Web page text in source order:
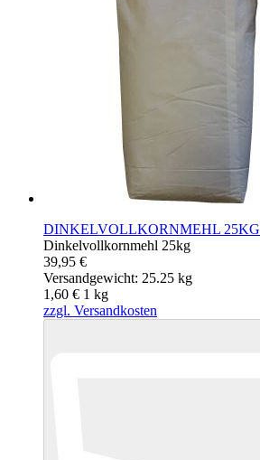
DINKELVOLLKORNMEHL 25KG
Dinkelvollkornmehl 25kg
39,95 €
Versandgewicht: 25.25 kg
1,60 € 1 kg
zzgl. Versandkosten